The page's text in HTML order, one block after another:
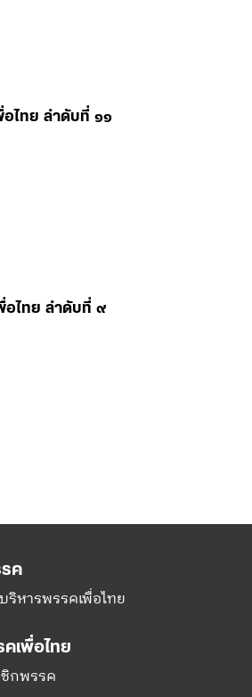
อไทย ลำดับที่ ๑๑
อไทย ลำดับที่ ๙
ค
ริหารพรรคเพื่อไทย
เพื่อไทย
กพรรค